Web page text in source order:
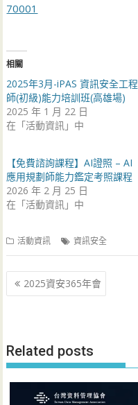
70001
相關
2025年3月-iPAS 資訊安全工程
師(初級)能力培訓班(高雄場)
2025 年 1 月 22 日
在「活動資訊」中
【免費諮詢課程】AI證照 – AI
應用規劃師能力鑑定考照課程
2026 年 2 月 25 日
在「活動資訊」中
活動資訊 資訊安全
文
章
2025資安365年會
Related posts